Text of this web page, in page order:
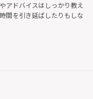
アドバイスはしっかり教え
間を引き延ばしたりもしな